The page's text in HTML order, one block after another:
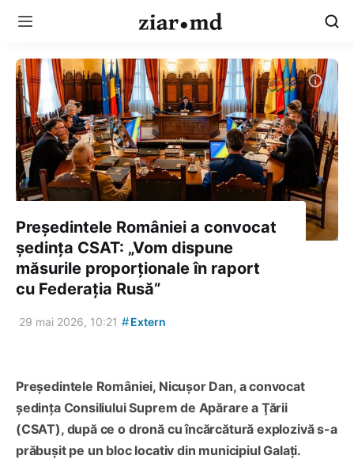
Președintele României a convocat
ședința CSAT: „Vom dispune
măsurile proporționale în raport
cu Federația Rusă”
29 mai 2026, 10:21 #Extern
Președintele României, Nicușor Dan, a convocat
ședința Consiliului Suprem de Apărare a Ţării
(CSAT), după ce o dronă cu încărcătură explozivă s-a
prăbușit pe un bloc locativ din municipiul Galați.